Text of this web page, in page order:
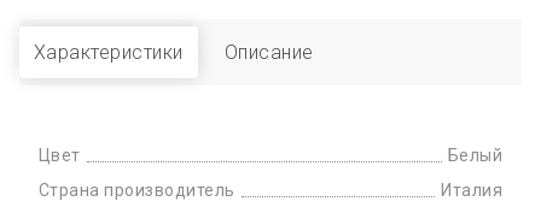
Характеристики Описание
Цвет
Белый
Страна производитель
Италия